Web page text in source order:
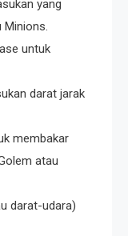
yang
untuk
darat jarak
membakar
atau
darat-udara)